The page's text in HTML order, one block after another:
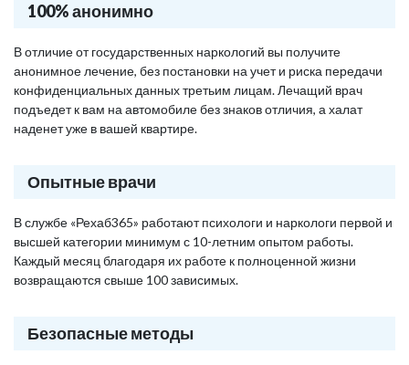
100% анонимно
В отличие от государственных наркологий вы получите
анонимное лечение, без постановки на учет и риска передачи
конфиденциальных данных третьим лицам. Лечащий врач
подъедет к вам на автомобиле без знаков отличия, а халат
наденет уже в вашей квартире.
Опытные врачи
В службе «Рехаб365» работают психологи и наркологи первой и
высшей категории минимум с 10-летним опытом работы.
Каждый месяц благодаря их работе к полноценной жизни
возвращаются свыше 100 зависимых.
Безопасные методы